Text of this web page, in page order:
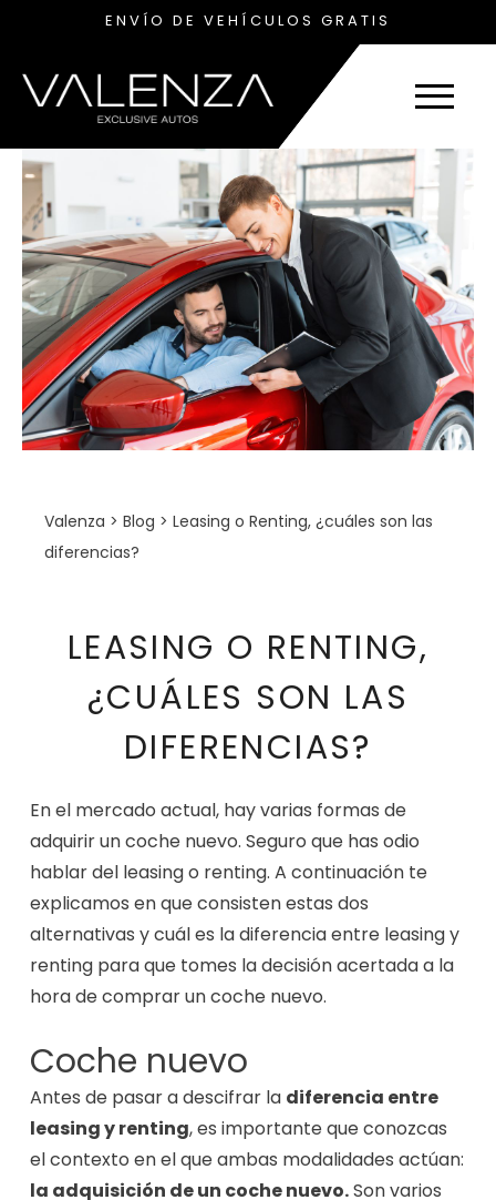
ENVÍO DE VEHÍCULOS GRATIS
Valenza > Blog > Leasing o Renting, ¿cuáles son las
diferencias?
LEASING O RENTING,
¿CUÁLES SON LAS
DIFERENCIAS?
En el mercado actual, hay varias formas de
adquirir un coche nuevo. Seguro que has odio
hablar del leasing o renting. A continuación te
explicamos en que consisten estas dos
alternativas y cuál es la diferencia entre leasing y
renting para que tomes la decisión acertada a la
hora de comprar un coche nuevo.
Coche nuevo
Antes de pasar a descifrar la diferencia entre
leasing y renting, es importante que conozcas
el contexto en el que ambas modalidades actúan:
la adquisición de un coche nuevo.Son varios